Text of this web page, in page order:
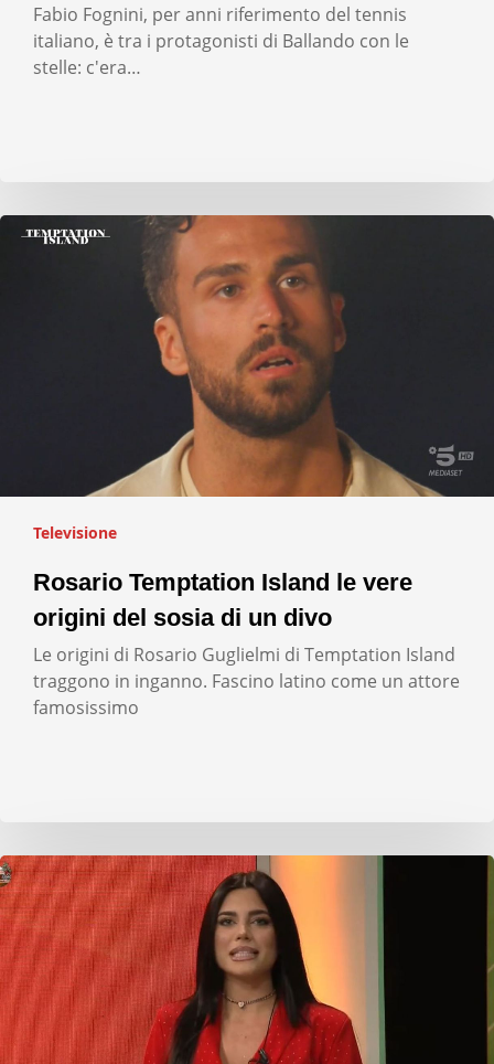
Fabio Fognini, per anni riferimento del tennis
italiano, è tra i protagonisti di Ballando con le
stelle: c'era…
Televisione
Rosario Temptation Island le vere
origini del sosia di un divo
Le origini di Rosario Guglielmi di Temptation Island
traggono in inganno. Fascino latino come un attore
famosissimo